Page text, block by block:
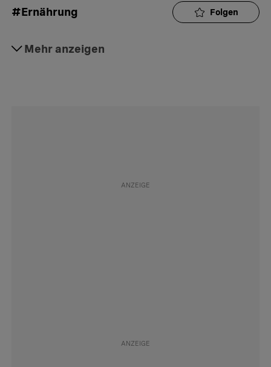
#Ernährung Folgen
Mehr anzeigen
#Daily